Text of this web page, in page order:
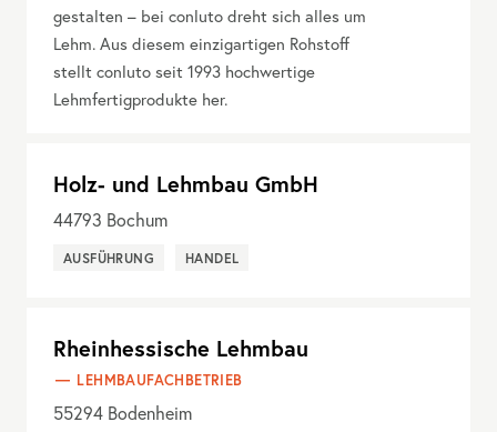
gestalten – bei conluto dreht sich alles um
Lehm. Aus diesem einzigartigen Rohstoff
stellt conluto seit 1993 hochwertige
Lehmfertigprodukte her.
Holz- und Lehmbau GmbH
44793 Bochum
AUSFÜHRUNG HANDEL
Rheinhessische Lehmbau
LEHMBAUFACHBETRIEB
55294 Bodenheim